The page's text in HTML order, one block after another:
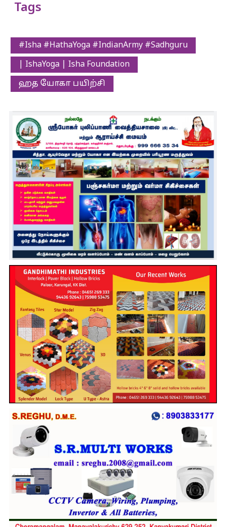
Tags
#Isha #HathaYoga #IndianArmy #Sadhguru
| IshaYoga | Isha Foundation
ஹத யோகா பயிற்சி